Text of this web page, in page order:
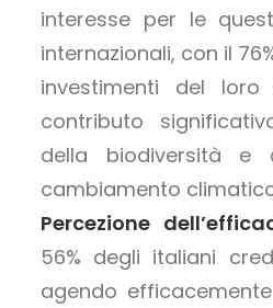
interesse per le
internazionali, con il
investimenti del
contributo
della biodiversità e
cambiamento
Percezione
56% degli italiani
agendo